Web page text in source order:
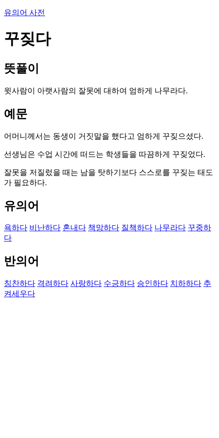
유의어 사전
꾸짖다
뜻풀이
윗사람이 아랫사람의 잘못에 대하여 엄하게 나무라다.
예문
어머니께서는 동생이 거짓말을 했다고 엄하게 꾸짖으셨다.
선생님은 수업 시간에 떠드는 학생들을 따끔하게 꾸짖었다.
잘못을 저질렀을 때는 남을 탓하기보다 스스로를 꾸짖는 태도
가 필요하다.
유의어
욕하다 비난하다 혼내다 책망하다 질책하다 나무라다 꾸중하
다
반의어
칭찬하다 격려하다 사랑하다 수긍하다 승인하다 치하하다 추
켜세우다